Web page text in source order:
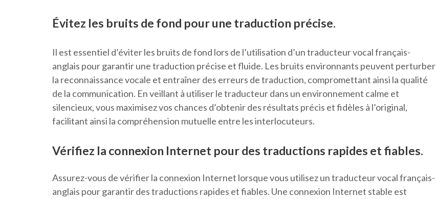
Évitez les bruits de fond pour une traduction précise.
Il est essentiel d’éviter les bruits de fond lors de l’utilisation d’un traducteur vocal français-
anglais pour garantir une traduction précise et fluide. Les bruits environnants peuvent perturber
la reconnaissance vocale et entraîner des erreurs de traduction, compromettant ainsi la qualité
de la communication. En veillant à utiliser le traducteur dans un environnement calme et
silencieux, vous maximisez vos chances d’obtenir des résultats précis et fidèles à l’original,
facilitant ainsi la compréhension mutuelle entre les interlocuteurs.
Vérifiez la connexion Internet pour des traductions rapides et fiables.
Assurez-vous de vérifier la connexion Internet lorsque vous utilisez un traducteur vocal français-
anglais pour garantir des traductions rapides et fiables. Une connexion Internet stable est